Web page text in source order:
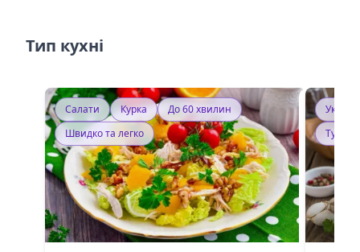
Тип кухні
Салати Курка
До 60 хвилин
Швидко та легко